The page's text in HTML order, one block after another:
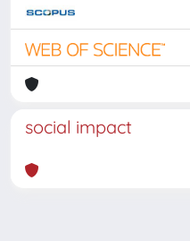
social impact